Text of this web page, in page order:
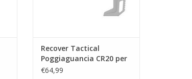
Recover Tactical
Poggiaguancia CR20 per
stabilizzatore 20/20
€64,99